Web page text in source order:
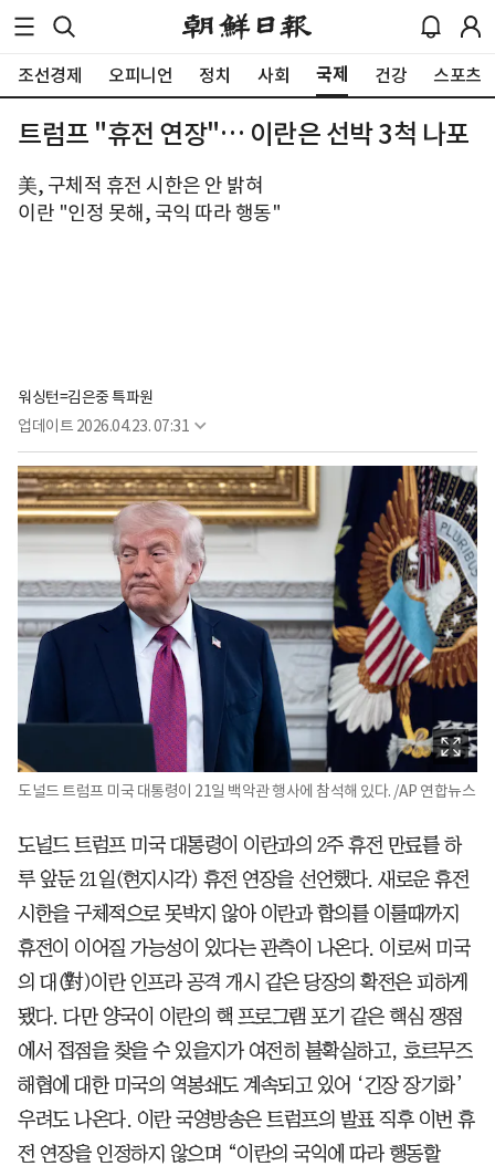
조선경제 오피니언 정치 사회 국제 건강 스포츠
트럼프 "휴전 연장"… 이란은 선박 3척 나포
美, 구체적 휴전 시한은 안 밝혀
이란 "인정 못해, 국익 따라 행동"
워싱턴=김은중 특파원
업데이트 2026.04.23. 07:31
도널드 트럼프 미국 대통령이 21일 백악관 행사에 참석해 있다. /AP 연합뉴스
도널드 트럼프 미국 대통령이 이란과의 2주 휴전 만료를 하
루 앞둔 21일(현지시각) 휴전 연장을 선언했다. 새로운 휴전
시한을 구체적으로 못박지 않아 이란과 합의를 이룰때까지
휴전이 이어질 가능성이 있다는 관측이 나온다. 이로써 미국
의 대(對)이란 인프라 공격 개시 같은 당장의 확전은 피하게
됐다. 다만 양국이 이란의 핵 프로그램 포기 같은 핵심 쟁점
에서 접점을 찾을 수 있을지가 여전히 불확실하고, 호르무즈
해협에 대한 미국의 역봉쇄도 계속되고 있어 ‘긴장 장기화’
우려도 나온다. 이란 국영방송은 트럼프의 발표 직후 이번 휴
전 연장을 인정하지 않으며 “이란의 국익에 따라 행동할